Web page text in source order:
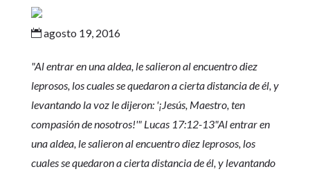
agosto 19, 2016
"Al entrar en una aldea, le salieron al encuentro diez
leprosos, los cuales se quedaron a cierta distancia de él, y
levantando la voz le dijeron: '¡Jesús, Maestro, ten
compasión de nosotros!'" Lucas 17:12-13"Al entrar en
una aldea, le salieron al encuentro diez leprosos, los
cuales se quedaron a cierta distancia de él, y levantando